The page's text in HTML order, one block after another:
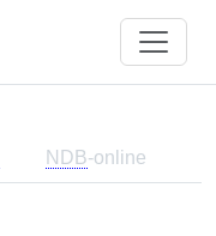
NDB-online